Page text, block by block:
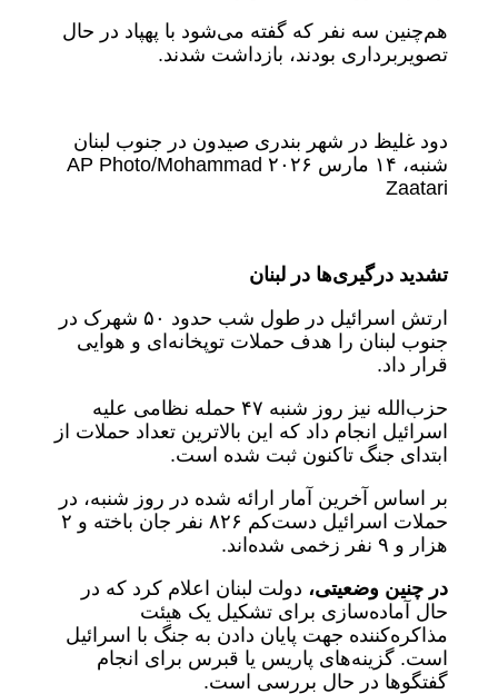
هم‌چنین سه نفر که گفته می‌شود با پهپاد در حال
تصویربرداری بودند، بازداشت شدند.
دود غلیظ در شهر بندری صیدون در جنوب لبنان
شنبه، ۱۴ مارس ۲۰۲۶ AP Photo/Mohammad
Zaatari
تشدید درگیری‌ها در لبنان
ارتش اسرائیل در طول شب حدود ۵۰ شهرک در
جنوب لبنان را هدف حملات توپخانه‌ای و هوایی
قرار داد.
حزب‌الله نیز روز شنبه ۴۷ حمله نظامی علیه
اسرائیل انجام داد که این بالاترین تعداد حملات از
ابتدای جنگ تاکنون ثبت شده است.
بر اساس آخرین آمار ارائه شده در روز شنبه، در
حملات اسرائیل دست‌کم ۸۲۶ نفر جان باخته و ۲
هزار و ۹ نفر زخمی شده‌اند.
در چنین وضعیتی، دولت لبنان اعلام کرد که در
حال آماده‌سازی برای تشکیل یک هیئت
مذاکره‌کننده جهت پایان دادن به جنگ با اسرائیل
است. گزینه‌های پاریس یا قبرس برای انجام
گفتگوها در حال بررسی است.